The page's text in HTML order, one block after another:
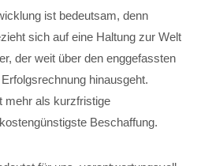
ist bedeutsam, denn
sich auf eine Haltung zur Welt
der weit über den enggefassten
hinausgeht.
mehr als kurzfristige
Beschaffung.